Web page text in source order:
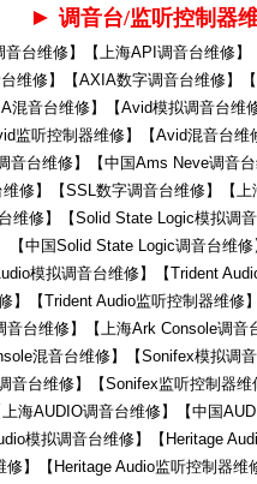
► 调音台/监听控制器
音台维修】【上海API调音台维修
维修】【AXIA数字调音台维修】
混音台维修】【Avid模拟调音台维
监听控制器维修】【Avid混音台
音台维修】【中国Ams Neve调音
修】【SSL数字调音台维修】【
维修】【Solid State Logic模拟调
【中国Solid State Logic调音台维
模拟调音台维修】【Trident
】【Trident Audio监听控制器维修
台维修】【上海Ark Console调
混音台维修】【Sonifex模拟调
音台维修】【Sonifex监听控制器
海AUDIO调音台维修】【中国
模拟调音台维修】【Heritage
】【Heritage Audio监听控制器